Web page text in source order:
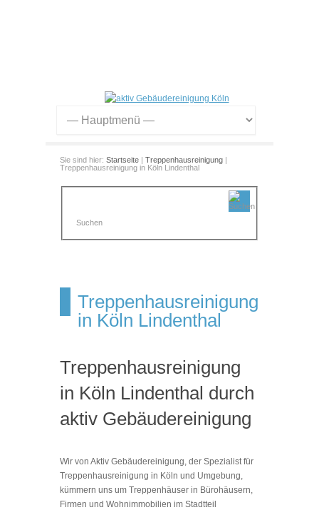
Sie sind hier: Startseite | Treppenhausreinigung |
Treppenhausreinigung in Köln Lindenthal
Treppenhausreinigung
in Köln Lindenthal
Treppenhausreinigung
in Köln Lindenthal durch
aktiv Gebäudereinigung
Wir von Aktiv Gebäudereinigung, der Spezialist für
Treppenhausreinigung in Köln und Umgebung,
kümmern uns um Treppenhäuser in Bürohäusern,
Firmen und Wohnimmobilien im Stadtteil